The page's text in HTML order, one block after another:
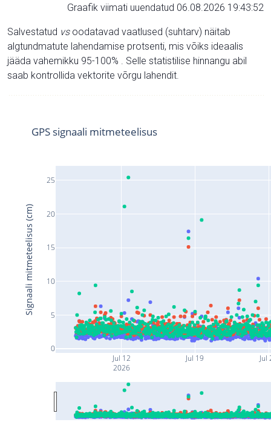
Graafik viimati uuendatud 06.08.2026 19:43:52
Salvestatud vsoodatavad vaatlused (suhtarv) näitab
algtundmatute lahendamise protsenti, mis võiks ideaalis
jääda vahemikku 95-100% . Selle statistilise hinnangu abil
saab kontrollida vektorite võrgu lahendit.
Jul 12
2026
Jul 19 Jul
0
5
10
15
20
25
GPS signaali mitmeteelisus
Signaali mitmeteelisus (cm)